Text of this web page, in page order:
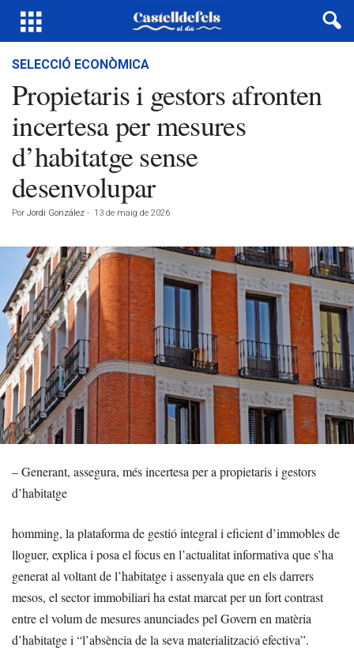
SELECCIÓ ECONÒMICA
Propietaris i gestors afronten
incertesa per mesures
d’habitatge sense
desenvolupar
Por Jordi González - 13 de maig de 2026
– Generant, assegura, més incertesa per a propietaris i gestors
d’habitatge
homming, la plataforma de gestió integral i eficient d’immobles de
lloguer, explica i posa el focus en l’actualitat informativa que s’ha
generat al voltant de l’habitatge i assenyala que en els darrers
mesos, el sector immobiliari ha estat marcat per un fort contrast
entre el volum de mesures anunciades pel Govern en matèria
d’habitatge i “l’absència de la seva materialització efectiva”.